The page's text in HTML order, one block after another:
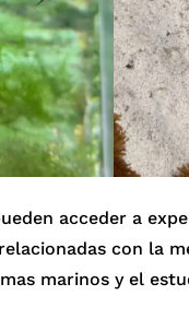
acceder a
con la
marinos y el